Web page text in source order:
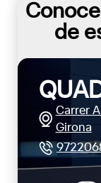
de
Carrer
Girona